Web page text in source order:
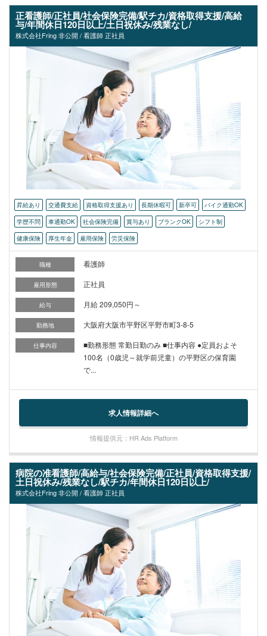
正看護師/正社員/社会保険完備/駅チカ/資格取得支援/高給
与/年間休日120日以上/土日祝休み/残業なし/
株式会社Fring 非公開 / 看護師 正社員
昇給あり 交通費支給 資格取得支援あり 長期休暇可 新卒可
バイク通勤OK
学歴不問
車通勤OK 社会保険完備 賞与あり ブランクOK
シフト制
健康保険
厚生年金 雇用保険 労災保険
職種 看護師
雇用形態 正社員
給与 月給 209,050円～
勤務地 大阪府大阪市平野区平野市町3-8-5
仕事内容
■勤務形態 常勤日勤のみ ■仕事内容 ●定員およそ
100名（0歳児～就学前児童）の平野区の保育園
で...
求人情報詳細へ
情報提供元：HR Ads Platform
病院の准看護師/高給与/社会保険完備/正社員/資格取得支援/
土日祝休み/残業なし/駅チカ/年間休日120日以上/
株式会社Fring 非公開 / 看護師 正社員